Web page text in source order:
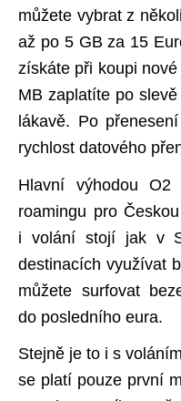
můžete vybrat z
až po 5 GB za 15
získáte při koupi
MB zaplatíte po
lákavě. Po
rychlost datového
Hlavní výhodou
roamingu pro
i volání stojí jak v
destinacích využívat
můžete surfovat
do posledního eura.
Stejně je to i s
se platí pouze první